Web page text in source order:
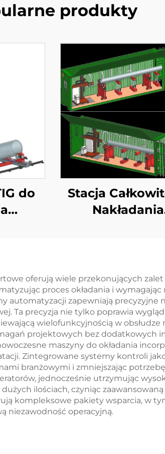
produkty
do
Stacja
Nakładania
oferują wiele przekonujących
proces okładania i
automatyzacji zapewniają precyzyjne
Ta precyzja nie tylko poprawia
wielofunkcyjnością w obsłudze
projektowych bez dodatkowych
maszyny do okładania
Zintegrowane systemy kontroli
branżowymi i zmniejszając
jednocześnie utrzymując
ilościach, czyniąc
kompleksowe pakiety wsparcia, w
niezawodność operacyjną.